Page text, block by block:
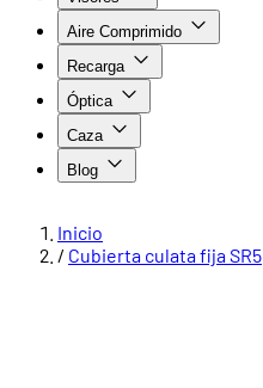
Aire Comprimido
Recarga
Óptica
Caza
Blog
Inicio
/ Cubierta culata fija SR5